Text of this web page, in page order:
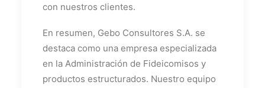
con nuestros clientes.
En resumen, Gebo Consultores S.A. se
destaca como una empresa especializada
en la Administración de Fideicomisos y
productos estructurados. Nuestro equipo